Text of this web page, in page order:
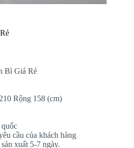
Bì Giá Rẻ
Rộng 158 (cm)
cầu của khách hàng
xuất 5-7 ngày.